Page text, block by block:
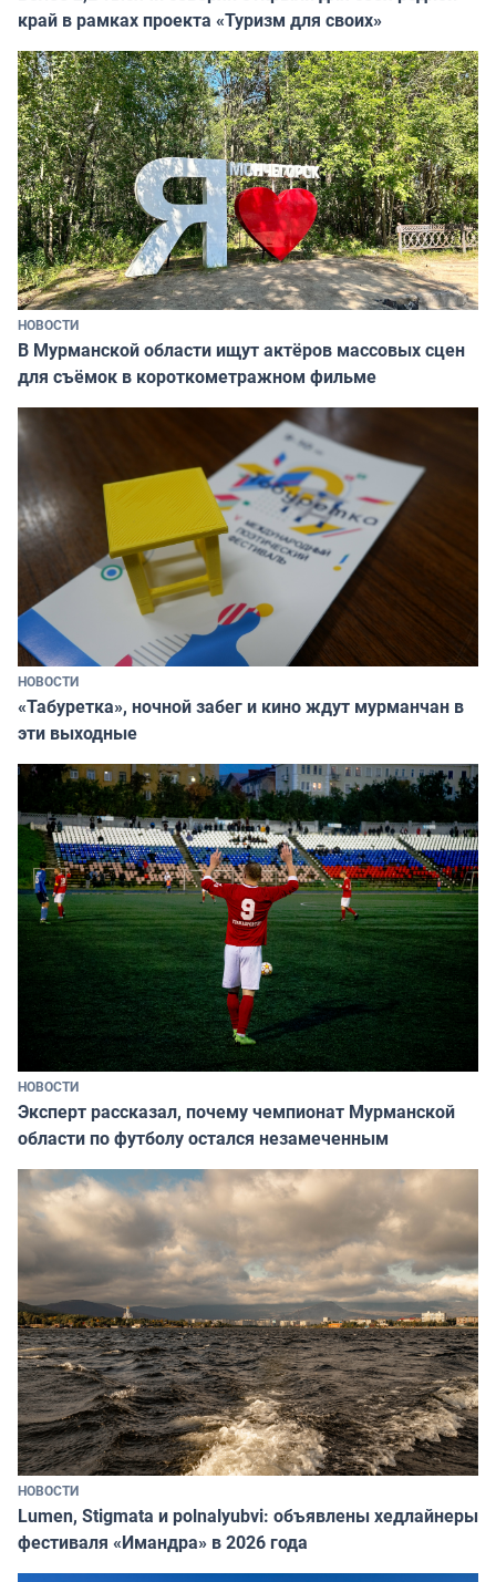
край в рамках проекта «Туризм для своих»
НОВОСТИ
В Мурманской области ищут актёров массовых сцен
для съёмок в короткометражном фильме
НОВОСТИ
«Табуретка», ночной забег и кино ждут мурманчан в
эти выходные
НОВОСТИ
Эксперт рассказал, почему чемпионат Мурманской
области по футболу остался незамеченным
НОВОСТИ
Lumen, Stigmata и polnalyubvi: объявлены хедлайнеры
фестиваля «Имандра» в 2026 года